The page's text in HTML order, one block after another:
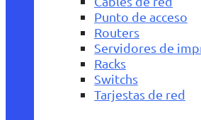
Punto de acceso
Routers
Servidores de
Racks
Switchs
Tarjestas de red